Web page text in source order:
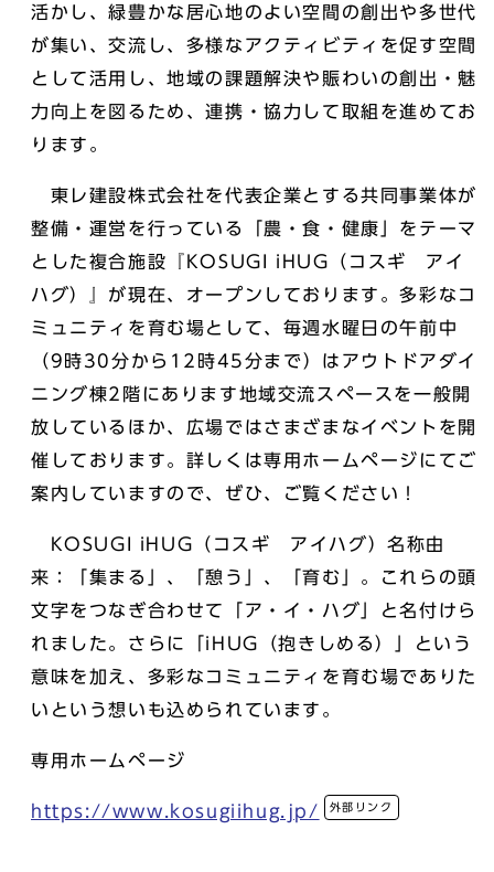
活かし、緑豊かな居心地のよい空間の創出や多世代
が集い、交流し、多様なアクティビティを促す空間
として活用し、地域の課題解決や賑わいの創出・魅
⼒向上を図るため、連携・協⼒して取組を進めてお
ります。
東レ建設株式会社を代表企業とする共同事業体が
整備・運営を行っている「農・食・健康」をテーマ
とした複合施設『KOSUGI iHUG（コスギ アイ
ハグ）』が現在、オープンしております。多彩なコ
ミュニティを育む場として、毎週水曜日の午前中
（9時30分から12時45分まで）はアウトドアダイ
ニング棟2階にあります地域交流スペースを一般開
放しているほか、広場ではさまざまなイベントを開
催しております。詳しくは専用ホームページにてご
案内していますので、ぜひ、ご覧ください！
KOSUGI iHUG（コスギ アイハグ）名称由
来：「集まる」、「憩う」、「育む」。これらの頭
文字をつなぎ合わせて「ア・イ・ハグ」と名付けら
れました。さらに「iHUG（抱きしめる）」という
意味を加え、多彩なコミュニティを育む場でありた
いという想いも込められています。
専用ホームページ
https://www.kosugiihug.jp/ 外部リンク